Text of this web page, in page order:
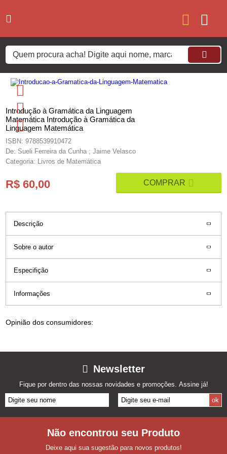
Introdução à Gramática da Linguagem
Matemática Introdução à Gramática da
Linguagem Matemática
ISBN: 9788539910472
De: Sueli Ferreira da Cunha ; Jaime Velasco
Categoria: Livros de Matemática
R$ 60,00
Descrição
Sobre o autor
Especifição
Informações
Opinião dos consumidores:
Newsletter
Fique por dentro das nossas novidades e promoções. Assine já!
Não encontrou seu Produto
Deixe aqui sua sugestão para novos produtos!